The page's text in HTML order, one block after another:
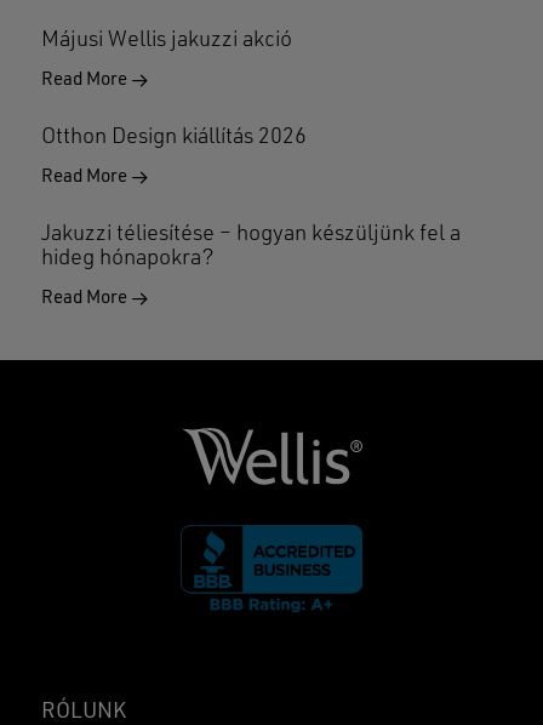
Májusi Wellis jakuzzi akció
Read More
Otthon Design kiállítás 2026
Read More
Jakuzzi téliesítése – hogyan készüljünk fel a
hideg hónapokra?
Read More
RÓLUNK